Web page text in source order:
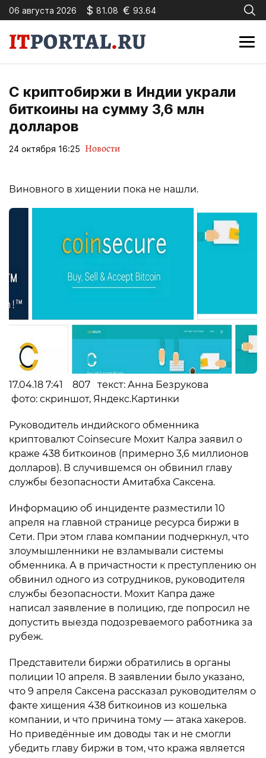
06 августа 2026 $ 81.08 € 93.64
С криптобиржи в Индии украли
биткоины на сумму 3,6 млн
долларов
24 октября 16:25 Новости
Виновного в хищении пока не нашли.
17.04.18 7:41 807 текст: Анна Безрукова
фото: скриншот, Яндекс.Картинки
Руководитель индийского обменника
криптовалют Coinsecure Мохит Калра заявил о
краже 438 биткоинов (примерно 3,6 миллионов
долларов). В случившемся он обвинил главу
службы безопасности Амитабха Саксена.
Информацию об инциденте разместили 10
апреля на главной странице ресурса биржи в
Сети. При этом глава компании подчеркнул, что
злоумышленники не взламывали системы
обменника. А в причастности к преступлению он
обвинил одного из сотрудников, руководителя
службы безопасности. Мохит Капра даже
написал заявление в полицию, где попросил не
допустить выезда подозреваемого работника за
рубеж.
Представители биржи обратились в органы
полиции 10 апреля. В заявлении было указано,
что 9 апреля Саксена рассказал руководителям о
факте хищения 438 биткоинов из кошелька
компании, и что причина тому — атака хакеров.
Но приведённые им доводы так и не смогли
убедить главу биржи в том, что кража является